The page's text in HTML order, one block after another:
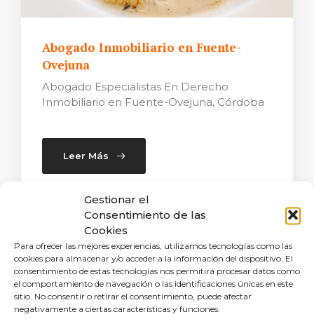
Gestionar el
Consentimiento de las
Cookies
Para ofrecer las mejores experiencias, utilizamos tecnologías como las
cookies para almacenar y/o acceder a la información del dispositivo. El
consentimiento de estas tecnologías nos permitirá procesar datos como
el comportamiento de navegación o las identificaciones únicas en este
sitio. No consentir o retirar el consentimiento, puede afectar
negativamente a ciertas características y funciones.
Abogado Inmobiliario en Fuente-
Ovejuna
Abogado Especialistas En Derecho
Inmobiliario en Fuente-Ovejuna, Córdoba
Leer Más